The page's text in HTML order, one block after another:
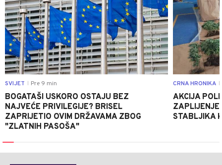
SVIJET Pre 9 min
BOGATAŠI USKORO OSTAJU BEZ
NAJVEĆE PRIVILEGIJE? BRISEL
ZAPRIJETIO OVIM DRŽAVAMA ZBOG
"ZLATNIH PASOŠA"
CRNA HRONIKA
AKCIJA
STABLJIKA